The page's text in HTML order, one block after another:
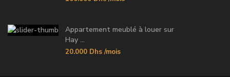
Appartement meublé à louer sur
Hay ...
20.000 Dhs /mois